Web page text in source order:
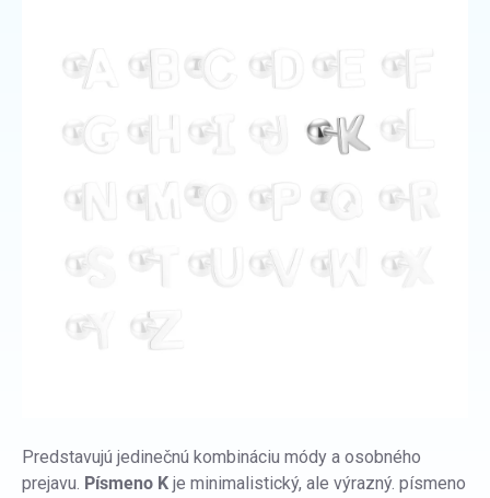
Predstavujú jedinečnú kombináciu módy a osobného
prejavu. Písmeno K je minimalistický, ale výrazný. písmeno